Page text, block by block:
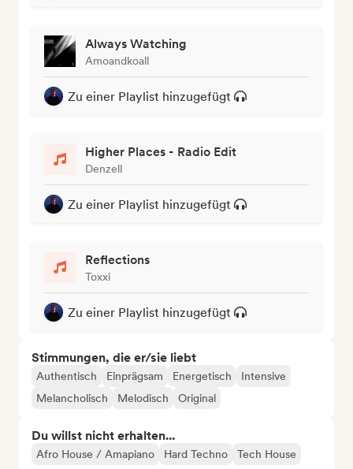
Always Watching
Amoandkoall
Zu einer Playlist hinzugefügt
Higher Places - Radio Edit
Denzell
Zu einer Playlist hinzugefügt
Reflections
Toxxi
Zu einer Playlist hinzugefügt
Stimmungen, die er/sie liebt
Authentisch Einprägsam Energetisch
Intensive
Melancholisch
Melodisch Original
Du willst nicht erhalten...
Afro House / Amapiano Hard Techno Tech House